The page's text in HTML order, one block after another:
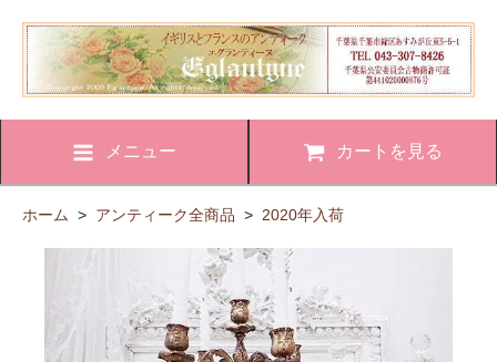
メニュー カートを見る
ホーム > アンティーク全商品 > 2020年入荷